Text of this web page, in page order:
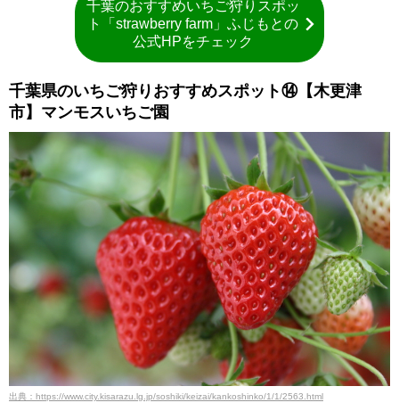
千葉のおすすめいちご狩りスポッ
ト「strawberry farm」ふじもとの
公式HPをチェック
千葉県のいちご狩りおすすめスポット⑭【木更津
市】マンモスいちご園
出典：https://www.city.kisarazu.lg.jp/soshiki/keizai/kankoshinko/1/1/2563.html